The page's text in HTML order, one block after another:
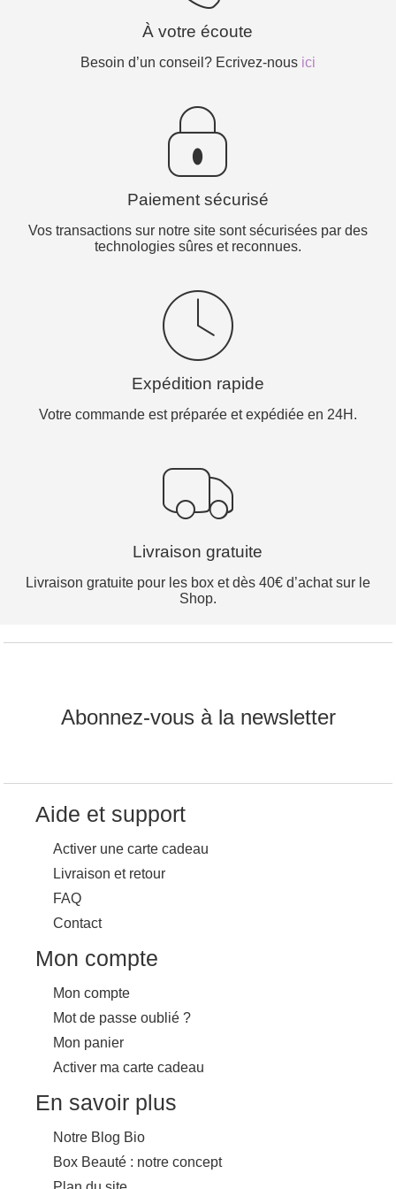
À votre écoute
Besoin d’un conseil? Ecrivez-nous ici
Paiement sécurisé
Vos transactions sur notre site sont sécurisées par des
technologies sûres et reconnues.
Expédition rapide
Votre commande est préparée et expédiée en 24H.
Livraison gratuite
Livraison gratuite pour les box et dès 40€ d’achat sur le
Shop.
Abonnez-vous à la newsletter
Aide et support
Activer une carte cadeau
Livraison et retour
FAQ
Contact
Mon compte
Mon compte
Mot de passe oublié ?
Mon panier
Activer ma carte cadeau
En savoir plus
Notre Blog Bio
Box Beauté : notre concept